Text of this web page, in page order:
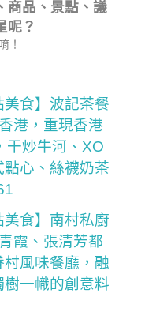
商品、景點、議
呢？
！
美食】波記茶餐
港，重現香港
干炒牛河、XO
心、絲襪奶茶
美食】南村私廚
霞、張清芳都
村風味餐廳，融
一幟的創意料